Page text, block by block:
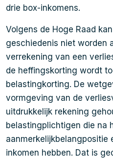
drie box-inkomens.
Volgens de Hoge Raad
geschiedenis niet worden
verrekening van een
de heffingskorting wordt
belastingkorting. De
vormgeving van de
uitdrukkelijk rekening
belastingplichtigen die na
aanmerkelijkbelangpositie
inkomen hebben. Dat is